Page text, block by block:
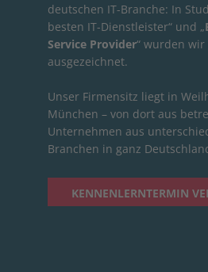
deutschen IT-Branche: In
besten IT-Dienstleister“ und „
Service Provider“ wurden
ausgezeichnet.
Unser Firmensitz liegt in
München – von dort aus
Unternehmen aus
Branchen in ganz
KENNENLERNTERMIN